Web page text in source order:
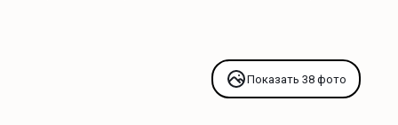
Показать 38 фото